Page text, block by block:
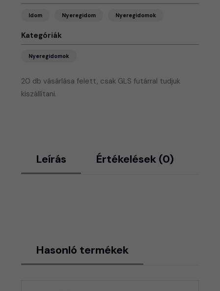
20 db vásárlása felett, csak GLS futárral tudjuk
kiszállítani.
Idom Nyeregidom Nyeregidomok
Kategóriák
Nyeregidomok
Leírás Értékelések (0)
Hasonló termékek